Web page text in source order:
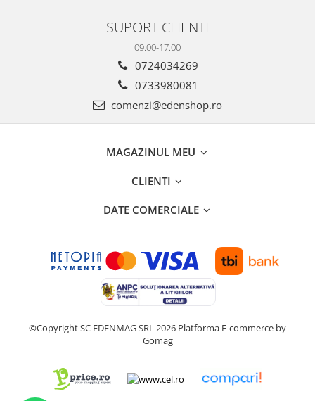
SUPORT CLIENTI
09.00-17.00
0724034269
0733980081
comenzi@edenshop.ro
MAGAZINUL MEU
CLIENTI
DATE COMERCIALE
©Copyright SC EDENMAG SRL 2026 Platforma E-commerce by
Gomag